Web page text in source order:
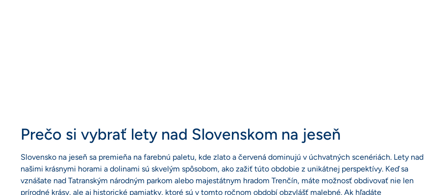
Prečo si vybrať lety nad Slovenskom na jeseň
Slovensko na jeseň sa premieňa na farebnú paletu, kde zlato a červená dominujú v úchvatných scenériách. Lety nad
našimi krásnymi horami a dolinami sú skvelým spôsobom, ako zažiť túto obdobie z unikátnej perspektívy. Keď sa
vznášate nad Tatranským národným parkom alebo majestátnym hradom Trenčín, máte možnosť obdivovať nie len
prírodné krásy, ale aj historické pamiatky, ktoré sú v tomto ročnom období obzvlášť malebné. Ak hľadáte